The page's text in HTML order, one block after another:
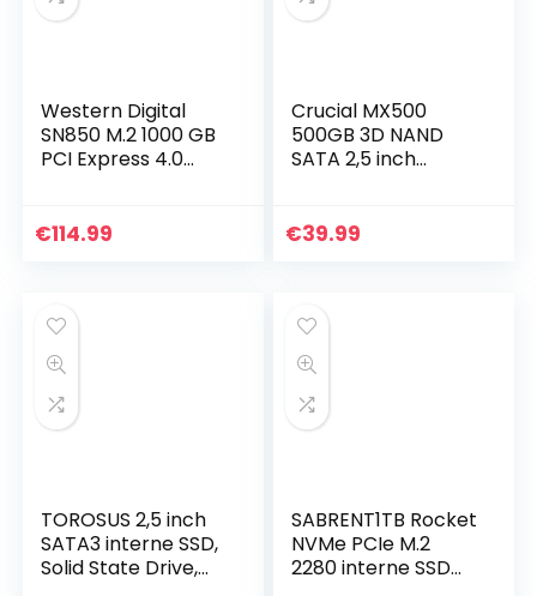
Western Digital
SN850 M.2 1000 GB
PCI Express 4.0
€114.99
Crucial MX500
500GB 3D NAND
SATA 2,5 inch
CT500MX500SSD1
€39.99
TOROSUS 2,5 inch
SATA3 interne SSD,
Solid State Drive,
SABRENT1TB Rocket
NVMe PCIe M.2
2280 interne SSD